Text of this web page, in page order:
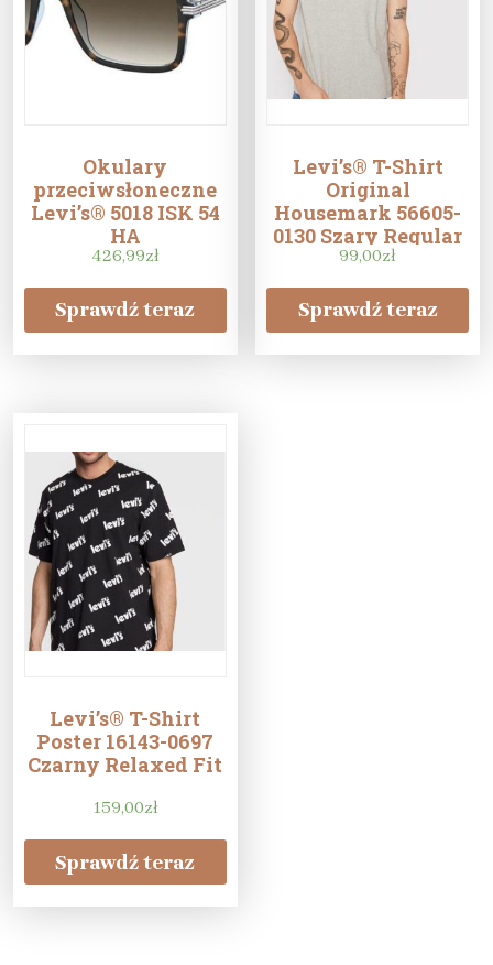
Okulary
przeciwsłoneczne
Levi’s® 5018 ISK 54
HA
426,99zł
Sprawdź teraz
Levi’s® T-Shirt
Original
Housemark 56605-
0130 Szary Regular
Fit
99,00zł
Sprawdź teraz
Levi’s® T-Shirt
Poster 16143-0697
Czarny Relaxed Fit
159,00zł
Sprawdź teraz